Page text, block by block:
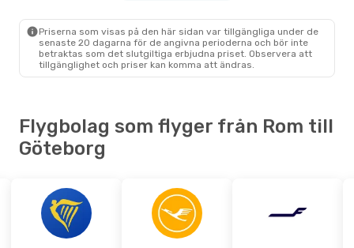
GOT- ROM
Priserna som visas på den här sidan var tillgängliga under de
senaste 20 dagarna för de angivna perioderna och bör inte
betraktas som det slutgiltiga erbjudna priset. Observera att
tillgänglighet och priser kan komma att ändras.
Flygbolag som flyger från Rom till
Göteborg